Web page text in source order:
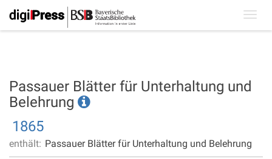
Passauer Blätter für Unterhaltung und
Belehrung
1865
enthält: Passauer Blätter für Unterhaltung und Belehrung